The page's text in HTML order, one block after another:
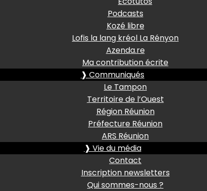
Podcasts
Kozé libre
Lofis la lang kréol La Rényon
Azenda.re
Ma contribution écrite
❱ Communiqués
Le Tampon
Territoire de l’Ouest
Région Réunion
Préfecture Réunion
ARS Réunion
❱ Vie du média
Contact
Inscription newsletters
Qui sommes-nous ?